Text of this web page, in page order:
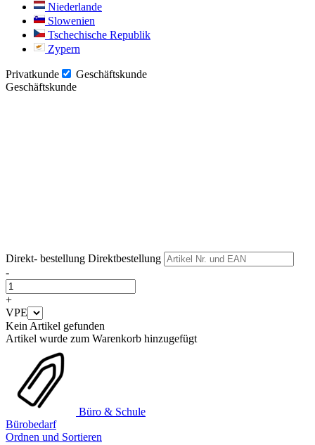
Niederlande
Slowenien
Tschechische Republik
Zypern
Privatkunde
Geschäftskunde
Geschäftskunde
Direkt- bestellung Direktbestellung
-
+
VPE
Kein Artikel gefunden
Artikel wurde zum Warenkorb hinzugefügt
Büro & Schule
Bürobedarf
Ordnen und Sortieren